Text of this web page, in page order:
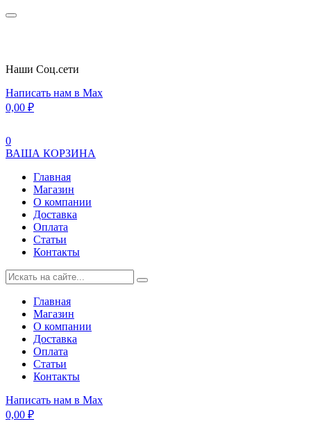
Наши Cоц.сети
Написать нам в Max
0,00 ₽
0
ВАША КОРЗИНА
Главная
Магазин
О компании
Доставка
Оплата
Статьи
Контакты
Главная
Магазин
О компании
Доставка
Оплата
Статьи
Контакты
Написать нам в Max
0,00 ₽